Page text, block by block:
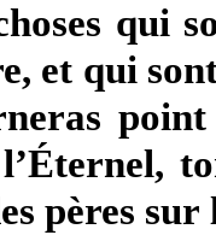
qui
et qui
pères